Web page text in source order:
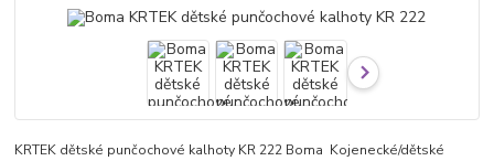
KRTEK dětské punčochové kalhoty KR 222 Boma Kojenecké/dětské